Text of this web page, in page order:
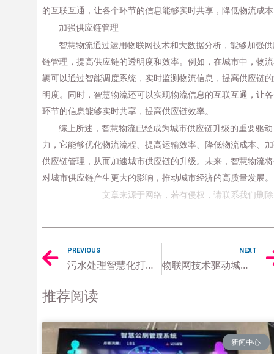
的互联互通，让各个环节的信息能够实时共享，降低物流成
加强供应链管理
智慧物流通过运用物联网技术和大数据分析，能够加强
链管理，提高供应链的透明度和效率。例如，在城市中，物
辆可以通过智能调度系统，实时监测物流信息，提高供应链
明度。同时，智慧物流还可以实现物流信息的互联互通，让
环节的信息能够实时共享，提高供应链效率。
综上所述，智慧物流已经成为城市供应链升级的重要驱动
力，它能够优化物流流程、提高运输效率、降低物流成本、
供应链管理，从而加速城市供应链的升级。未来，智慧物流
对城市供应链产生更大的影响，推动城市经济的高质量发展。
文章来源于网络，若有侵权，请联系我们删
PREVIOUS
污水处理智慧化打造绿色生态城市
NEXT
物联网技术驱动城市智慧农业发展
推荐阅读
新闻中心